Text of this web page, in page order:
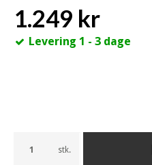
1.249 kr
Levering 1 - 3 dage
stk.